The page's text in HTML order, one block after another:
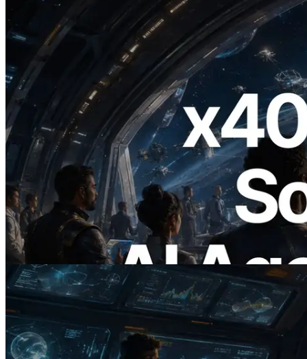
2026.07.04
ERPC запускает Solana RPC с
поддержкой x402 — Эпоха, в которой
AI-агенты платят за нужные API по
требованию
Читать статью